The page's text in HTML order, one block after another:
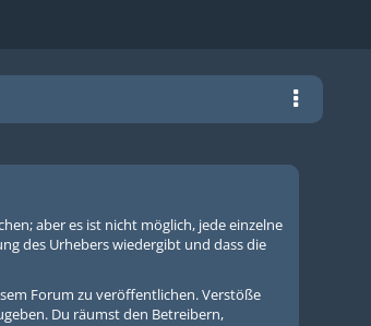
aber es ist nicht möglich, jede einzelne
des Urhebers wiedergibt und dass die
Forum zu veröffentlichen. Verstöße
Du räumst den Betreibern,